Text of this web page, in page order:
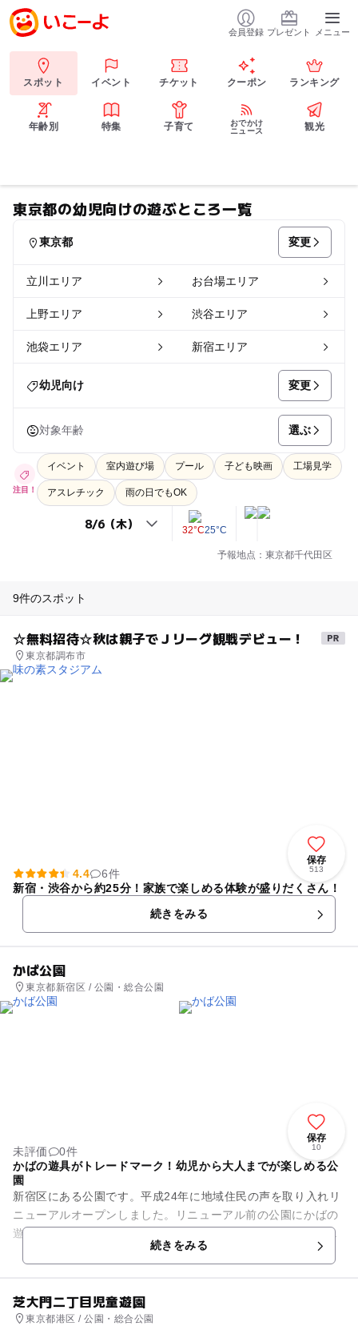
会員登録 プレゼント メニュー
スポット イベント チケット クーポン ランキング
年齢別 特集 子育て
おでかけ
ニュース
観光
東京都の幼児向けの遊ぶところ一覧
東京都 変更
立川エリア お台場エリア
上野エリア 渋谷エリア
池袋エリア 新宿エリア
幼児向け 変更
対象年齢 選ぶ
注目！
イベント 室内遊び場 プール 子ども映画 工場見学
アスレチック 雨の日でもOK
32°C25°C
予報地点：東京都千代田区
9件のスポット
☆無料招待☆秋は親子でＪリーグ観戦デビュー！
東京都調布市
保存
513
4.4
6件
新宿・渋谷から約25分！家族で楽しめる体験が盛りだくさん！
続きをみる
かば公園
東京都新宿区 / 公園・総合公園
保存
10
未評価
0件
かばの遊具がトレードマーク！幼児から大人までが楽しめる公
園
新宿区にある公園です。平成24年に地域住民の声を取り入れリ
ニューアルオープンしました。リニューアル前の公園にかばの
遊具があったことから地域住民に「かば公園」という愛称で親
しまれており、その愛称が...続きをみる
芝大門二丁目児童遊園
東京都港区 / 公園・総合公園